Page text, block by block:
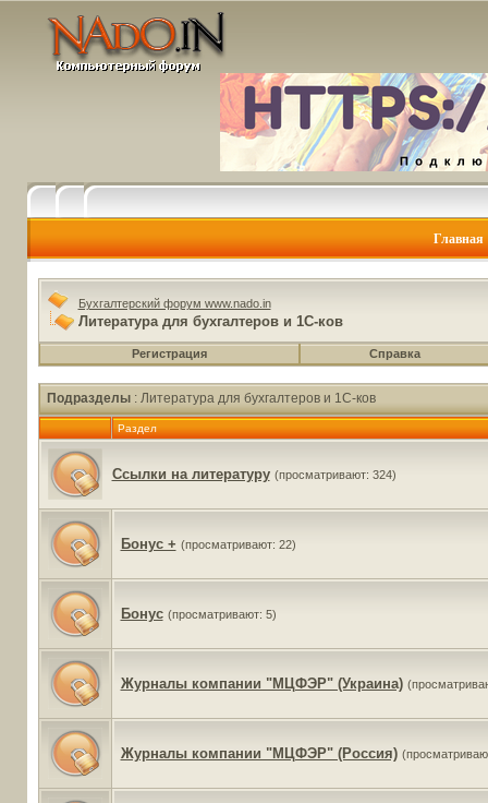
Главная
Бухгалтерский форум www.nado.in
Литература для бухгалтеров и 1С-ков
Регистрация Справка
Подразделы: Литература для бухгалтеров и 1С-ков
Раздел
Ссылки на литературу (просматривают: 324)
Бонус + (просматривают: 22)
Бонус (просматривают: 5)
Журналы компании "МЦФЭР" (Украина)
Журналы компании "МЦФЭР" (Россия)